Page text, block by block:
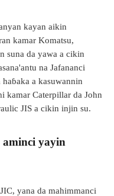
kayan aikin
kamar Komatsu,
suna da yawa a cikin
na Jafananci
a kasuwannin
kamar Caterpillar da John
JIS a cikin injin su.
yayin
yana da mahimmanci